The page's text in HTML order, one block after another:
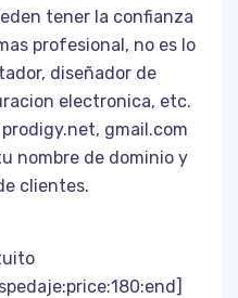
tener la confianza
profesional, no es lo
diseñador de
electronica, etc.
gmail.com
nombre de dominio y
clientes.